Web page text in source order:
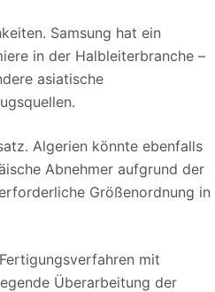
Samsung hat ein
in der Halbleiterbranche –
asiatische
Algerien könnte ebenfalls
Abnehmer aufgrund der
Größenordnung in
mit
Überarbeitung der